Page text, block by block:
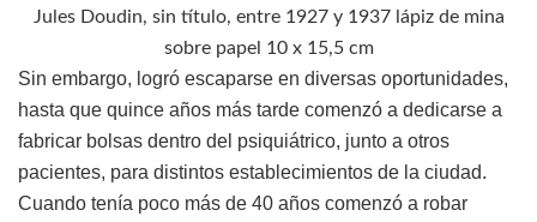
Jules Doudin, sin título, entre 1927 y 1937 lápiz de mina
sobre papel 10 x 15,5 cm
Sin embargo, logró escaparse en diversas oportunidades,
hasta que quince años más tarde comenzó a dedicarse a
fabricar bolsas dentro del psiquiátrico, junto a otros
pacientes, para distintos establecimientos de la ciudad.
Cuando tenía poco más de 40 años comenzó a robar